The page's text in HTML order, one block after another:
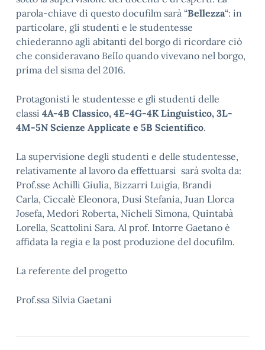
parola-chiave di questo docufilm sarà “Bellezza“: in
particolare, gli studenti e le studentesse
chiederanno agli abitanti del borgo di ricordare ciò
che consideravano Bello quando vivevano nel borgo,
prima del sisma del 2016.
Protagonisti le studentesse e gli studenti delle
classi 4A-4B Classico, 4E-4G-4K Linguistico, 3L-
4M-5N Scienze Applicate e 5B Scientifico.
La supervisione degli studenti e delle studentesse,
relativamente al lavoro da effettuarsi sarà svolta da:
Prof.sse Achilli Giulia, Bizzarri Luigia, Brandi
Carla, Ciccalè Eleonora, Dusi Stefania, Juan Llorca
Josefa, Medori Roberta, Nicheli Simona, Quintabà
Lorella, Scattolini Sara. Al prof. Intorre Gaetano è
affidata la regia e la post produzione del docufilm.
La referente del progetto
Prof.ssa Silvia Gaetani